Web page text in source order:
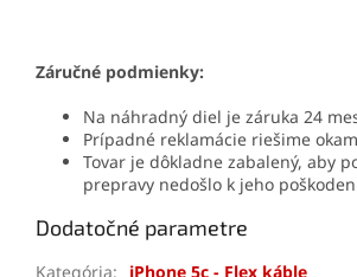
Záručné podmienky:
Na náhradný diel je záruka 24
Prípadné reklamácie riešime
Tovar je dôkladne zabalený, aby
prepravy nedošlo k jeho
Dodatočné parametre
Kategória:
iPhone 5c - Flex káble